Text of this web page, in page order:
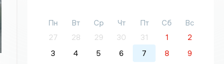
Пн Вт Ср Чт Пт Сб
Вс
27
28 29 30 31 1
2
3
4 5 6 7 8
9